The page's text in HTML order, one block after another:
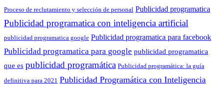
Proceso de reclutamiento y selección de personal Publicidad programatica
Publicidad programatica con inteligencia artificial
publicidad programatica google Publicidad programatica para facebook
Publicidad programatica para google publicidad programatica
que es publicidad programática Publicidad programática: la guía
definitiva para 2021 Publicidad Programática con Inteligencia